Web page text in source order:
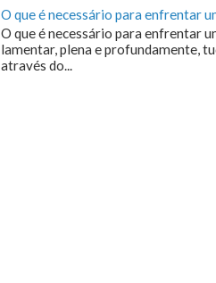
O que é necessário para enfrentar
O que é necessário para enfrentar
lamentar, plena e profundamente,
através do...